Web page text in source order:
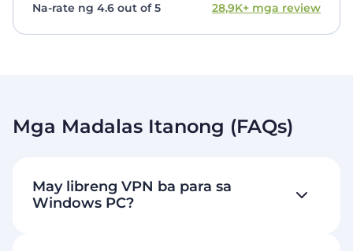
Na-rate ng 4.6 out of 5 28,9K+ mga review
Mga Madalas Itanong (FAQs)
May libreng VPN ba para sa
Windows PC?